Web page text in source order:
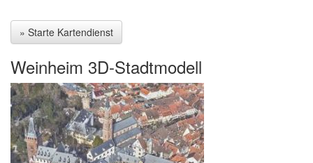
» Starte Kartendienst
Weinheim 3D-Stadtmodell